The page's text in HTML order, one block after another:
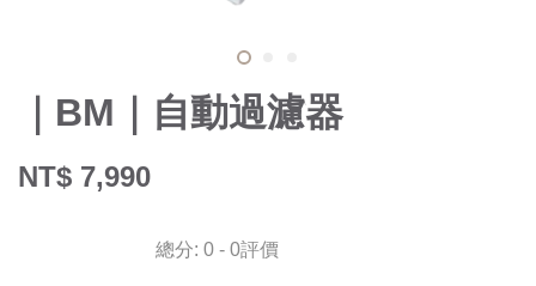
｜BM｜自動過濾器
NT$ 7,990
總分: 0 - 0評價